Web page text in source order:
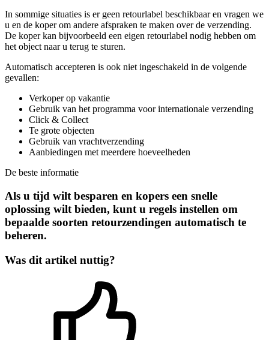
In sommige situaties is er geen retourlabel beschikbaar en vragen we
u en de koper om andere afspraken te maken over de verzending.
De koper kan bijvoorbeeld een eigen retourlabel nodig hebben om
het object naar u terug te sturen.
Automatisch accepteren is ook niet ingeschakeld in de volgende
gevallen:
Verkoper op vakantie
Gebruik van het programma voor internationale verzending
Click & Collect
Te grote objecten
Gebruik van vrachtverzending
Aanbiedingen met meerdere hoeveelheden
De beste informatie
Als u tijd wilt besparen en kopers een snelle
oplossing wilt bieden, kunt u regels instellen om
bepaalde soorten retourzendingen automatisch te
beheren.
Was dit artikel nuttig?